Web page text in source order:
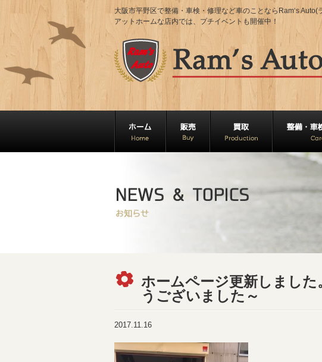
大阪市平野区で整備・車検・修理など車のことならRam‘s Auto(
アットホームな店内では、プチイベントも開催中！
ホームページ更新しました
うございました～
2017.11.16